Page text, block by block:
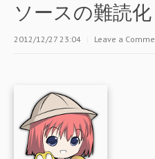
ソースの難読化
2012/12/27 23:04 Leave a